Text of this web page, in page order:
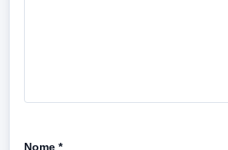
Nome *